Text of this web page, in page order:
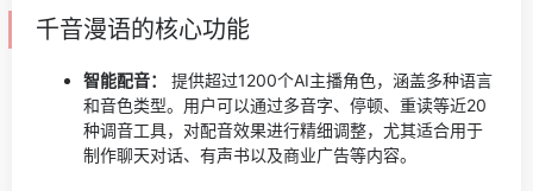
千音漫语的核心功能
智能配音：
提供超过1200个AI主播角色，涵盖多种语言
和音色类型。用户可以通过多音字、停顿、重读等近20
种调音工具，对配音效果进行精细调整，尤其适合用于
制作聊天对话、有声书以及商业广告等内容。